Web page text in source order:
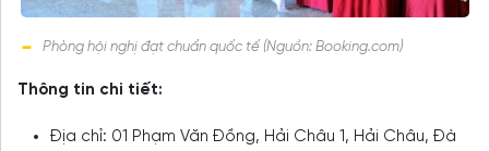
Phòng hội nghị đạt chuẩn quốc tế (Nguồn: Booking.com)
Thông tin chi tiết:
Địa chỉ: 01 Phạm Văn Đồng, Hải Châu 1, Hải Châu, Đà